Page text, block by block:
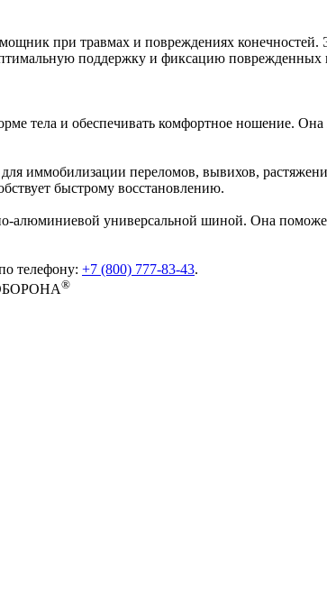
при травмах и повреждениях конечностей.
поддержку и фиксацию поврежденных
тела и обеспечивать комфортное ношение.
иммобилизации переломов, вывихов,
быстрому восстановлению.
алюминиевой универсальной шиной. Она
телефону: +7 (800) 777-83-43.
®